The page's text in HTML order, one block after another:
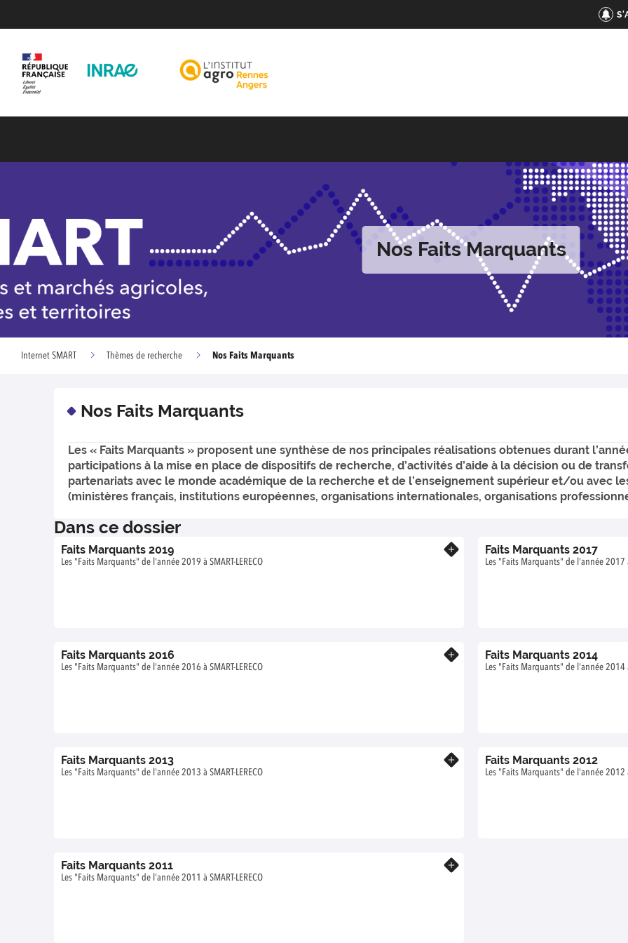
Nos Faits Marquants
Internet SMART Thèmes de recherche Nos Faits Marquants
Nos Faits Marquants
Les « Faits Marquants » proposent une synthèse de nos principales réalisations obtenues durant
participations à la mise en place de dispositifs de recherche, d’activités d’aide à la décision ou de
partenariats avec le monde académique de la recherche et de l’enseignement supérieur et/ou avec
(ministères français, institutions européennes, organisations internationales, organisations
Dans ce dossier
Faits Marquants 2019
Les "Faits Marquants" de l'année 2019 à SMART-LERECO
Faits Marquants 2017
Les "Faits Marquants" de l'année 2017 à
Faits Marquants 2016
Les "Faits Marquants" de l'année 2016 à SMART-LERECO
Faits Marquants 2014
Les "Faits Marquants" de l'année 2014 à
Faits Marquants 2013
Les "Faits Marquants" de l'année 2013 à SMART-LERECO
Faits Marquants 2012
Les "Faits Marquants" de l'année 2012 à
Faits Marquants 2011
Les "Faits Marquants" de l'année 2011 à SMART-LERECO